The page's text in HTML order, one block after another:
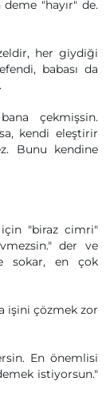
deme "hayır" de.
her giydiği
babası da
çekmişsin.
kendi eleştirir
Bunu kendine
için "biraz cimri"
der ve
sokar, en çok
işini çözmek zor
En önemlisi
istiyorsun."